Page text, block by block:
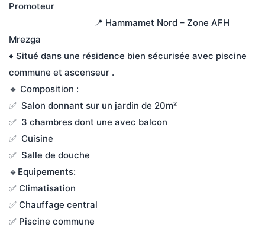
Promoteur
Mrezga
♦️ Situé dans une résidence bien sécurisée avec piscine
commune et ascenseur .
🔹 Composition :
✅  Salon donnant sur un jardin de 20m²
✅  3 chambres dont une avec balcon
✅  Cuisine
✅  Salle de douche
🔹Equipements:
✅ Climatisation
✅ Chauffage central
✅ Piscine commune